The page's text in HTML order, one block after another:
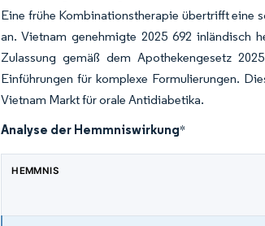
Eine frühe Kombinationstherapie übertrifft
an. Vietnam genehmigte 2025 692 inländisch
Zulassung gemäß dem Apothekengesetz
Einführungen für komplexe Formulierungen.
Vietnam Markt für orale Antidiabetika.
Analyse der Hemmniswirkung*
HEMMNIS